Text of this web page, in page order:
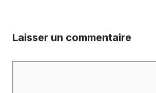
Laisser un commentaire